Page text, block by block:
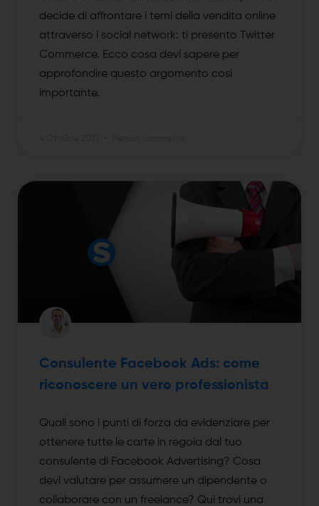
decide di affrontare i temi della vendita online
attraverso i social network: ti presento Twitter
Commerce. Ecco cosa devi sapere per
approfondire questo argomento così
importante.
Consulente Facebook Ads: come
riconoscere un vero professionista
Quali sono i punti di forza da evidenziare per
ottenere tutte le carte in regola dal tuo
consulente di Facebook Advertising? Cosa
devi valutare per assumere un dipendente o
collaborare con un freelance? Qui trovi una